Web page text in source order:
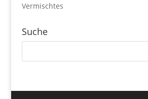
Vermischtes
Suche